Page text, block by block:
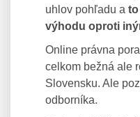
uhlov pohľadu a
výhodu oproti
Online právna
celkom bežná ale
Slovensku. Ale
odborníka.